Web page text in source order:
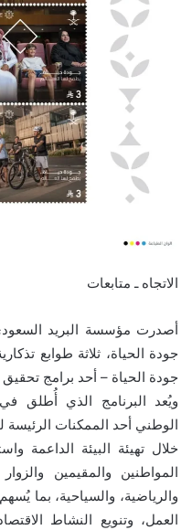
الاتجاه ـ متابعات
أصدرت مؤسسة البريد
جودة الحياة – أحد برامج تحقيق رؤية
الوطني أحد الممكنات
خلال تهيئة البيئة الداعمة
المواطنين والمقيمين
والرياضية، والسياحية، بما
العمل، وتنويع النشاط